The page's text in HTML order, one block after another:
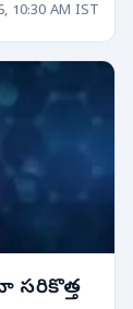
10:30 AM IST
సరికొత్త